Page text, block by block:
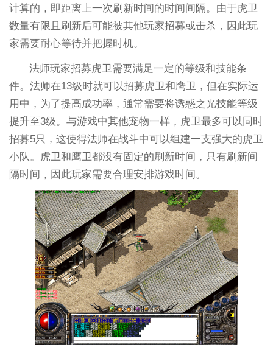
计算的，即距离上一次刷新时间的时间间隔。由于虎卫
数量有限且刷新后可能被其他玩家招募或击杀，因此玩
家需要耐心等待并把握时机。
法师玩家招募虎卫需要满足一定的等级和技能条
件。法师在13级时就可以招募虎卫和鹰卫，但在实际运
用中，为了提高成功率，通常需要将诱惑之光技能等级
提升至3级。与游戏中其他宠物一样，虎卫最多可以同时
招募5只，这使得法师在战斗中可以组建一支强大的虎卫
小队。虎卫和鹰卫都没有固定的刷新时间，只有刷新间
隔时间，因此玩家需要合理安排游戏时间。